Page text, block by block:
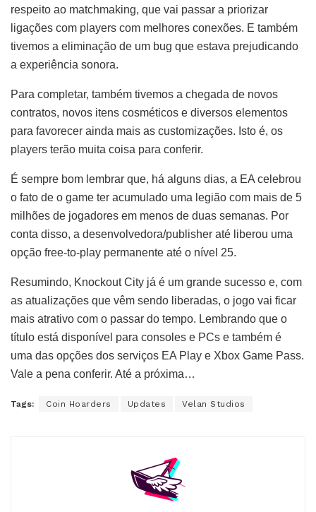
respeito ao matchmaking, que vai passar a priorizar
ligações com players com melhores conexões. E também
tivemos a eliminação de um bug que estava prejudicando
a experiência sonora.
Para completar, também tivemos a chegada de novos
contratos, novos itens cosméticos e diversos elementos
para favorecer ainda mais as customizações. Isto é, os
players terão muita coisa para conferir.
É sempre bom lembrar que, há alguns dias, a EA celebrou
o fato de o game ter acumulado uma legião com mais de 5
milhões de jogadores em menos de duas semanas. Por
conta disso, a desenvolvedora/publisher até liberou uma
opção free-to-play permanente até o nível 25.
Resumindo, Knockout City já é um grande sucesso e, com
as atualizações que vêm sendo liberadas, o jogo vai ficar
mais atrativo com o passar do tempo. Lembrando que o
título está disponível para consoles e PCs e também é
uma das opções dos serviços EA Play e Xbox Game Pass.
Vale a pena conferir. Até a próxima…
Tags: Coin Hoarders Updates Velan Studios